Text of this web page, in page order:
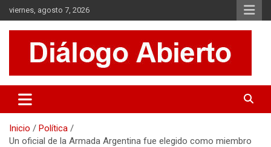
Saltar
al
contenido
viernes, agosto 7, 2026
Diálogo Abierto
Se tratan diversos temas de actualidad buscando hacer un
aporte a la sociedad, brindando información relevante de lo que
Inicio
Política
Un oficial de la Armada Argentina fue elegido como miembro